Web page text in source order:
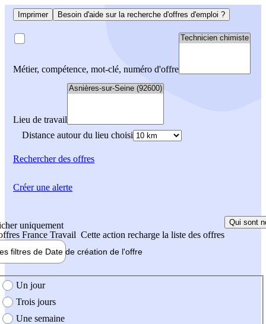
Imprimer Besoin d'aide sur la recherche d'offres d'emploi ?
Métier, compétence, mot-clé, numéro d'offre
Lieu de travail
Distance autour du lieu choisi
Rechercherdes offres
uniquement
France Travail Cette action recharge la liste des offres
Qui sont
filtres de Date de création de l'offre
création de l'offre
Un jour
Trois jours
Une semaine
Créer une alerte